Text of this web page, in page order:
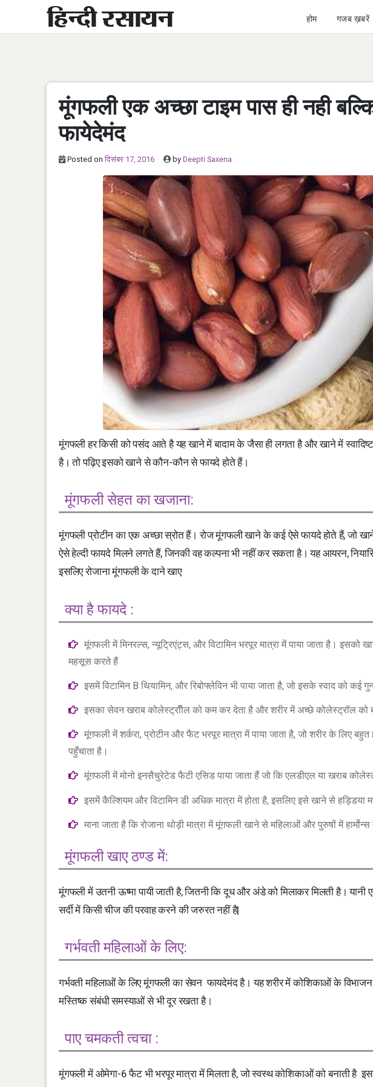
content
होम गजब ख़बरें
मूंगफली एक अच्छा टाइम पास ही नही
फायेदेमंद
Posted on दिसंबर 17, 2016 by Deepti Saxena
मूंगफली हर किसी को पसंद आते है यह खाने में बादाम के जैसा ही लगता है और खाने में
है। तो पढ़िए इसको खाने से कौन-कौन से फायदे होते हैं।
मूंगफली सेहत का खजाना:
मूंगफली प्रोटीन का एक अच्छा स्रोत हैं। रोज मूंगफली खाने के कई ऐसे फायदे होते हैं, जो
ऐसे हेल्दी फायदे मिलने लगते हैं, जिनकी वह कल्पना भी नहीं कर सकता है। यह आयरन,
इसलिए रोजाना मूंगफली के दाने खाए
क्या है फायदे :
मूंगफली में मिनरल्स, न्यूट्रिएंट्स, और विटामिन भरपूर मात्रा में पाया जाता है। इसको
महसूस करते हैं
इसमें विटामिन B थियामिन, और रिबोफ्लेविन भी पाया जाता है, जो इसके स्वाद को कई
इसका सेवन खराब कोलेस्ट्रॉील को कम कर देता है और शरीर में अच्छे कोलेस्ट्रॉल को
मूंगफली में शर्करा, प्रोटीन और फैट भरपूर मात्रा में पाया जाता है, जो शरीर के लिए
पहुँचाता है।
मूंगफली में मोनो इनसैचुरेटेड फैटी एसिड पाया जाता हैं जो कि एलडीएल या खराब
इसमें कैल्शियम और विटामिन डी अधिक मात्रा में होता है, इसलिए इसे खाने से हड्डिया
माना जाता है कि रोजाना थोड़ी मात्रा में मूंगफली खाने से महिलाओं और पुरुषों में
मूंगफली खाए ठण्ड में:
मूंगफली में उतनी ऊष्मा पायी जाती है, जितनी कि दूध और अंडे को मिलाकर मिलती है।
सर्दी में किसी चीज की परवाह करने की जरुरत नहीं है|
गर्भवती महिलाओं के लिए:
गर्भवती महिलाओं के लिए मूंगफली का सेवन फायदेमंद है। यह शरीर में कोशिकाओं के
मस्तिष्क संबंधी समस्याओं से भी दूर रखता है।
पाए चमकती त्वचा :
मूंगफली में ओमेगा-6 फैट भी भरपूर मात्रा में मिलता है, जो स्वस्थ कोशिकाओं को बनाती है